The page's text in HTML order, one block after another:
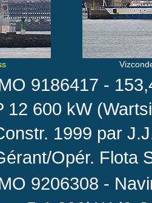
9186417 -
12 600 kW
1999 par
Opér. Flota
9206308 -